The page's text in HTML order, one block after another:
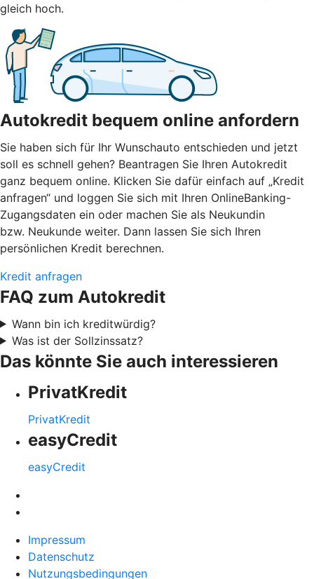
gleich hoch.
Autokredit bequem online anfordern
Sie haben sich für Ihr Wunschauto entschieden und jetzt
soll es schnell gehen? Beantragen Sie Ihren Autokredit
ganz bequem online. Klicken Sie dafür einfach auf „Kredit
anfragen“ und loggen Sie sich mit Ihren OnlineBanking-
Zugangsdaten ein oder machen Sie als Neukundin
bzw. Neukunde weiter. Dann lassen Sie sich Ihren
persönlichen Kredit berechnen.
Kredit anfragen
FAQ zum Autokredit
Wann bin ich kreditwürdig?
Was ist der Sollzinssatz?
Das könnte Sie auch interessieren
PrivatKredit
PrivatKredit
easyCredit
easyCredit
Impressum
Datenschutz
Nutzungsbedingungen